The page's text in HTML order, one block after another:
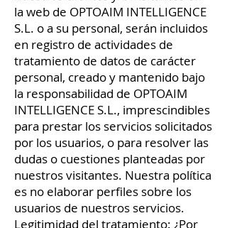
la web de OPTOAIM INTELLIGENCE
S.L. o a su personal, serán incluidos
en registro de actividades de
tratamiento de datos de carácter
personal, creado y mantenido bajo
la responsabilidad de OPTOAIM
INTELLIGENCE S.L., imprescindibles
para prestar los servicios solicitados
por los usuarios, o para resolver las
dudas o cuestiones planteadas por
nuestros visitantes. Nuestra política
es no elaborar perfiles sobre los
usuarios de nuestros servicios.
Legitimidad del tratamiento: ¿Por